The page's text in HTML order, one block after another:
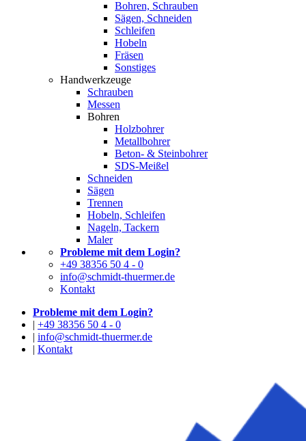
Bohren, Schrauben
Sägen, Schneiden
Schleifen
Hobeln
Fräsen
Sonstiges
Handwerkzeuge
Schrauben
Messen
Bohren
Holzbohrer
Metallbohrer
Beton- & Steinbohrer
SDS-Meißel
Schneiden
Sägen
Trennen
Hobeln, Schleifen
Nageln, Tackern
Maler
Probleme mit dem Login?
+49 38356 50 4 - 0
info@schmidt-thuermer.de
Kontakt
Probleme mit dem Login?
| +49 38356 50 4 - 0
| info@schmidt-thuermer.de
| Kontakt